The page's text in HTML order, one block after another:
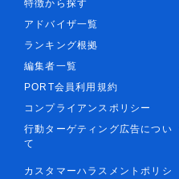
特徴から探す
アドバイザ一覧
ランキング根拠
編集者一覧
PORT会員利用規約
コンプライアンスポリシー
行動ターゲティング広告につい
て
カスタマーハラスメントポリシ